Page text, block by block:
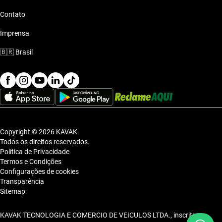
Contato
Imprensa
🇧🇷 Brasil
Copyright © 2026 KAVAK.
Todos os direitos reservados.
Política de Privacidade
Termos e Condições
Configurações de cookies
Transparência
Sitemap
KAVAK TECNOLOGIA E COMERCIO DE VEICULOS LTDA., inscrita no